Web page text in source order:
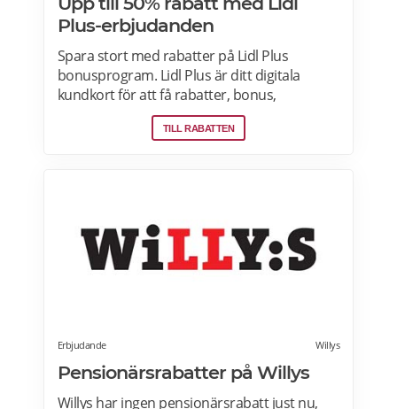
Plus-erbjudanden
Spara stort med rabatter på Lidl Plus
bonusprogram. Lidl Plus är ditt digitala
kundkort för att få rabatter, bonus,
skräddarsydda erbjudanden och mycket
mer varje vecka. Skanna ditt kort varje gång
om pensionärsrabatter på Lidl här.
TILL RABATTEN
Erbjudande Willys
Pensionärsrabatter på Willys
Willys har ingen pensionärsrabatt just nu,